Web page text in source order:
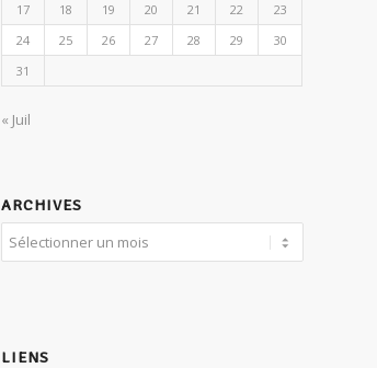
17
18 19 20 21 22
23
24
25 26 27 28 29
30
31
« Juil
ARCHIVES
LIENS